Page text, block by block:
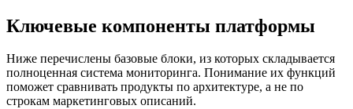
Ключевые компоненты платформы
Ниже перечислены базовые блоки, из которых складывается
полноценная система мониторинга. Понимание их функций
поможет сравнивать продукты по архитектуре, а не по
строкам маркетинговых описаний.